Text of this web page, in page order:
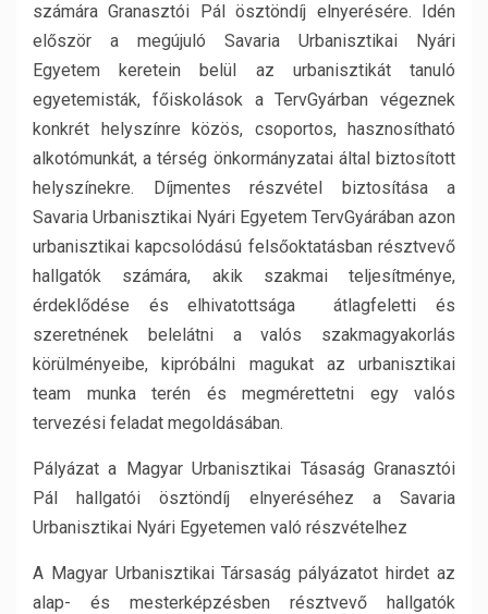
számára Granasztói Pál ösztöndíj elnyerésére. Idén
először a megújuló Savaria Urbanisztikai Nyári
Egyetem keretein belül az urbanisztikát tanuló
egyetemisták, főiskolások a TervGyárban végeznek
konkrét helyszínre közös, csoportos, hasznosítható
alkotómunkát, a térség önkormányzatai által biztosított
helyszínekre. Díjmentes részvétel biztosítása a
Savaria Urbanisztikai Nyári Egyetem TervGyárában azon
urbanisztikai kapcsolódású felsőoktatásban résztvevő
hallgatók számára, akik szakmai teljesítménye,
érdeklődése és elhivatottsága átlagfeletti és
szeretnének belelátni a valós szakmagyakorlás
körülményeibe, kipróbálni magukat az urbanisztikai
team munka terén és megmérettetni egy valós
tervezési feladat megoldásában.
Pályázat a Magyar Urbanisztikai Tásaság Granasztói
Pál hallgatói ösztöndíj elnyeréséhez a Savaria
Urbanisztikai Nyári Egyetemen való részvételhez
A Magyar Urbanisztikai Társaság pályázatot hirdet az
alap- és mesterképzésben résztvevő hallgatók